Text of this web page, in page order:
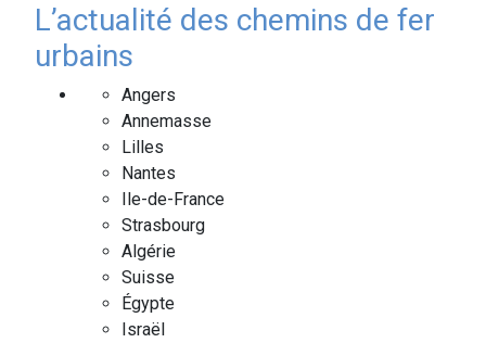
L’actualité des chemins de fer
urbains
Angers
Annemasse
Lilles
Nantes
Ile-de-France
Strasbourg
Algérie
Suisse
Égypte
Israël